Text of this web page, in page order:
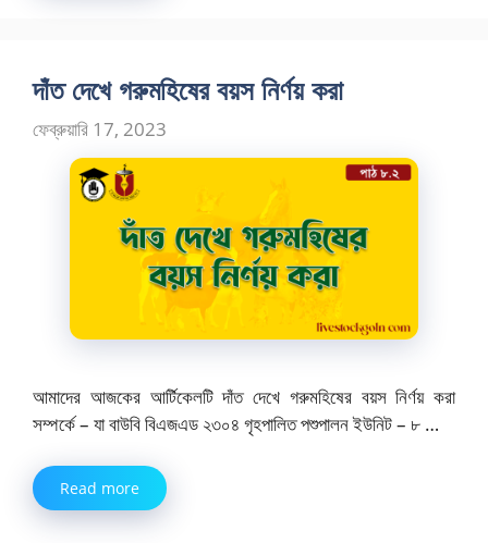
দাঁত দেখে গরুমহিষের বয়স নির্ণয় করা
ফেব্রুয়ারি 17, 2023
আমাদের আজকের আর্টিকেলটি দাঁত দেখে গরুমহিষের বয়স নির্ণয় করা
সম্পর্কে – যা বাউবি বিএজএড ২৩০৪ গৃহপালিত পশুপালন ইউনিট – ৮ …
Read more